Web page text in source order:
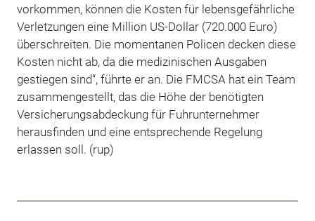
vorkommen, können die Kosten für lebensgefährliche
Verletzungen eine Million US-Dollar (720.000 Euro)
überschreiten. Die momentanen Policen decken diese
Kosten nicht ab, da die medizinischen Ausgaben
gestiegen sind“, führte er an. Die FMCSA hat ein Team
zusammengestellt, das die Höhe der benötigten
Versicherungsabdeckung für Fuhrunternehmer
herausfinden und eine entsprechende Regelung
erlassen soll. (rup)